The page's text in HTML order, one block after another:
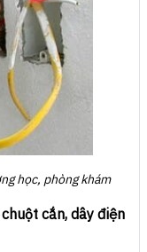
học, phòng khám
cắn, dây điện